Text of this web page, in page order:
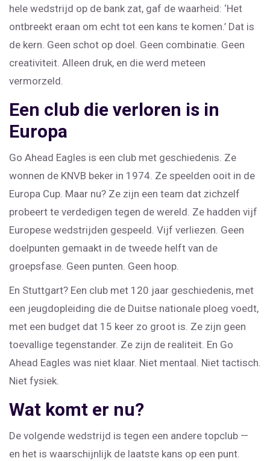
hele wedstrijd op de bank zat, gaf de waarheid: ‘Het
ontbreekt eraan om echt tot een kans te komen.’ Dat is
de kern. Geen schot op doel. Geen combinatie. Geen
creativiteit. Alleen druk, en die werd meteen
vermorzeld.
Een club die verloren is in
Europa
Go Ahead Eagles is een club met geschiedenis. Ze
wonnen de KNVB beker in 1974. Ze speelden ooit in de
Europa Cup. Maar nu? Ze zijn een team dat zichzelf
probeert te verdedigen tegen de wereld. Ze hadden vijf
Europese wedstrijden gespeeld. Vijf verliezen. Geen
doelpunten gemaakt in de tweede helft van de
groepsfase. Geen punten. Geen hoop.
En Stuttgart? Een club met 120 jaar geschiedenis, met
een jeugdopleiding die de Duitse nationale ploeg voedt,
met een budget dat 15 keer zo groot is. Ze zijn geen
toevallige tegenstander. Ze zijn de realiteit. En Go
Ahead Eagles was niet klaar. Niet mentaal. Niet tactisch.
Niet fysiek.
Wat komt er nu?
De volgende wedstrijd is tegen een andere topclub —
en het is waarschijnlijk de laatste kans op een punt.